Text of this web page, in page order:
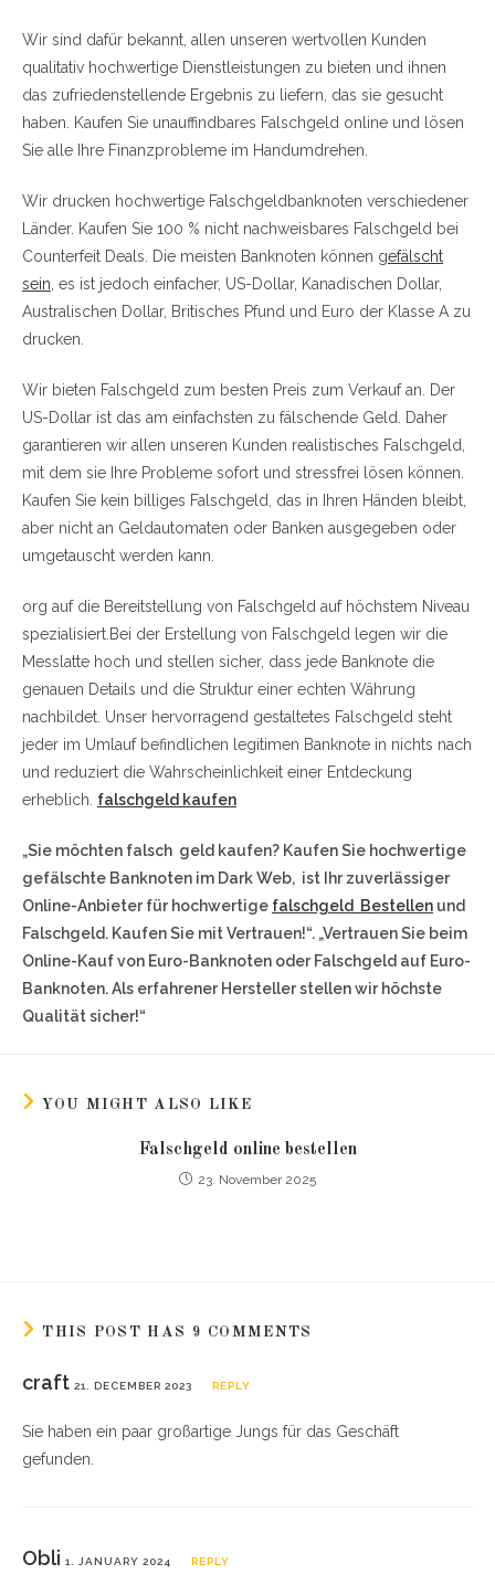
Wir sind dafür bekannt, allen unseren wertvollen Kunden
qualitativ hochwertige Dienstleistungen zu bieten und ihnen
das zufriedenstellende Ergebnis zu liefern, das sie gesucht
haben. Kaufen Sie unauffindbares Falschgeld online und lösen
Sie alle Ihre Finanzprobleme im Handumdrehen.
Wir drucken hochwertige Falschgeldbanknoten verschiedener
Länder. Kaufen Sie 100 % nicht nachweisbares Falschgeld bei
Counterfeit Deals. Die meisten Banknoten können gefälscht
sein , es ist jedoch einfacher, US-Dollar, Kanadischen Dollar,
Australischen Dollar, Britisches Pfund und Euro der Klasse A zu
drucken.
Wir bieten Falschgeld zum besten Preis zum Verkauf an. Der
US-Dollar ist das am einfachsten zu fälschende Geld. Daher
garantieren wir allen unseren Kunden realistisches Falschgeld,
mit dem sie Ihre Probleme sofort und stressfrei lösen können.
Kaufen Sie kein billiges Falschgeld, das in Ihren Händen bleibt,
aber nicht an Geldautomaten oder Banken ausgegeben oder
umgetauscht werden kann.
org auf die Bereitstellung von Falschgeld auf höchstem Niveau
spezialisiert.Bei der Erstellung von Falschgeld legen wir die
Messlatte hoch und stellen sicher, dass jede Banknote die
genauen Details und die Struktur einer echten Währung
nachbildet. Unser hervorragend gestaltetes Falschgeld steht
jeder im Umlauf befindlichen legitimen Banknote in nichts nach
und reduziert die Wahrscheinlichkeit einer Entdeckung
erheblich. falschgeld kaufen
„Sie möchten falsch geld kaufen? Kaufen Sie hochwertige
gefälschte Banknoten im Dark Web, ist Ihr zuverlässiger
Online-Anbieter für hochwertige falschgeld Bestellen und
Falschgeld. Kaufen Sie mit Vertrauen!“. „Vertrauen Sie beim
Online-Kauf von Euro-Banknoten oder Falschgeld auf Euro-
Banknoten. Als erfahrener Hersteller stellen wir höchste
Qualität sicher!“
YOU MIGHT ALSO LIKE
Falschgeld online bestellen
23. November 2025
THIS POST HAS 9 COMMENTS
craft 21. DECEMBER 2023 REPLY
Sie haben ein paar großartige Jungs für das Geschäft
gefunden.
Obli 1. JANUARY 2024 REPLY